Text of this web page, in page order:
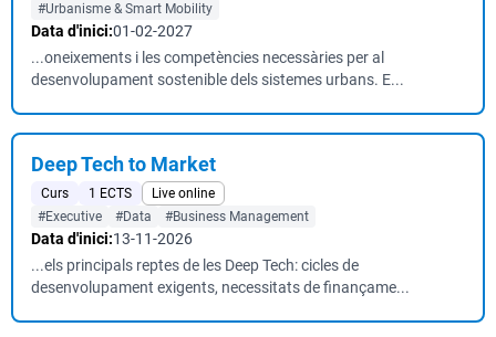
#Urbanisme & Smart Mobility
Data d'inici:01-02-2027
...oneixements i les competències necessàries per al
desenvolupament sostenible dels sistemes urbans. E...
Deep Tech to Market
Curs 1 ECTS
Live online
#Executive
#Data #Business Management
Data d'inici:13-11-2026
...els principals reptes de les Deep Tech: cicles de
desenvolupament exigents, necessitats de finançame...